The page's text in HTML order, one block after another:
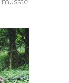
musste